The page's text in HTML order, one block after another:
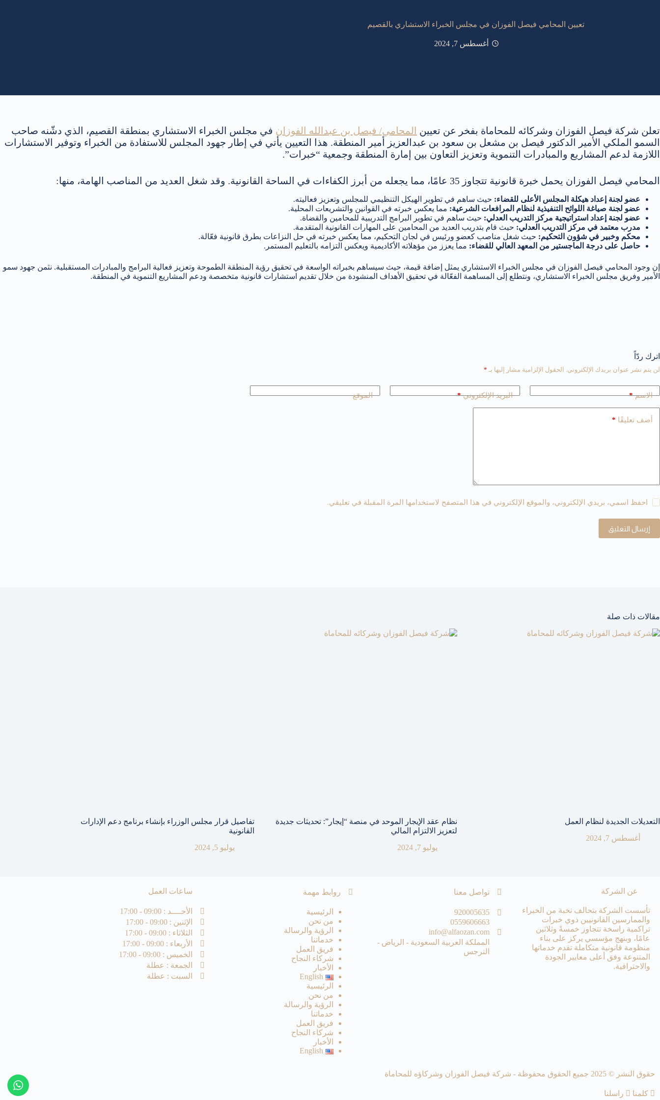
تعيين المحامي فيصل الفوزان في مجلس الخبراء الاستشاري بالقصيم
أغسطس 7, 2024
تعلن شركة فيصل الفوزان وشركائه للمحاماة بفخر عن تعيين المحامي/ فيصل بن عبدالله الفوزان في مجلس الخبراء الاستشاري بمنطقة القصيم، الذي دشّنه صاحب
السمو الملكي الأمير الدكتور فيصل بن مشعل بن سعود بن عبدالعزيز أمير المنطقة. هذا التعيين يأتي في إطار جهود المجلس للاستفادة من الخبراء وتوفير الاستشارات
اللازمة لدعم المشاريع والمبادرات التنموية وتعزيز التعاون بين إمارة المنطقة وجمعية “خبرات”.
المحامي فيصل الفوزان يحمل خبرة قانونية تتجاوز 35 عامًا، مما يجعله من أبرز الكفاءات في الساحة القانونية. وقد شغل العديد من المناصب الهامة، منها:
عضو لجنة إعداد هيكلة المجلس الأعلى للقضاء: حيث ساهم في تطوير الهيكل التنظيمي للمجلس وتعزيز فعاليته.
عضو لجنة صياغة اللوائح التنفيذية لنظام المرافعات الشرعية: مما يعكس خبرته في القوانين والتشريعات المحلية.
عضو لجنة إعداد استراتيجية مركز التدريب العدلي: حيث ساهم في تطوير البرامج التدريبية للمحامين والقضاة.
مدرب معتمد في مركز التدريب العدلي: حيث قام بتدريب العديد من المحامين على المهارات القانونية المتقدمة.
محكم وخبير في شؤون التحكيم: حيث شغل مناصب كعضو ورئيس في لجان التحكيم، مما يعكس خبرته في حل النزاعات بطرق قانونية فعّالة.
حاصل على درجة الماجستير من المعهد العالي للقضاء: مما يعزز من مؤهلاته الأكاديمية ويعكس التزامه بالتعليم المستمر.
إن وجود المحامي فيصل الفوزان في مجلس الخبراء الاستشاري يمثل إضافة قيمة، حيث سيساهم بخبراته الواسعة في تحقيق رؤية المنطقة الطموحة وتعزيز فعالية البرامج والمبادرات المستقبلية. نثمن جهود سمو
الأمير وفريق مجلس الخبراء الاستشاري، ونتطلع إلى المساهمة الفعّالة في تحقيق الأهداف المنشودة من خلال تقديم استشارات قانونية متخصصة ودعم المشاريع التنموية في المنطقة.
اترك ردّاً
لن يتم نشر عنوان بريدك الإلكتروني. الحقول الإلزامية مشار إليها بـ *
الاسم* البريد الإلكتروني* الموقع
أضف تعليقًا *
احفظ اسمي، بريدي الإلكتروني، والموقع الإلكتروني في هذا المتصفح لاستخدامها المرة المقبلة في تعليقي.
إرسال التعليق
مقالات ذات صلة
التعديلات الجديدة لنظام العمل
أغسطس 7, 2024
نظام عقد الإيجار الموحد في منصة “إيجار”: تحديثات جديدة
لتعزيز الالتزام المالي
يوليو 7, 2024
تفاصيل قرار مجلس الوزراء بإنشاء برنامج دعم الإدارات
القانونية
يوليو 5, 2024
عن الشركة
تأسست الشركة بتحالف نخبة من الخبراء
والممارسين القانونيين ذوي خبرات
تراكمية راسخة تتجاوز خمسةً وثلاثين
عامًا، وبنهج مؤسسي يركز على بناء
منظومة قانونية متكاملة تقدم خدماتها
المتنوعة وفق أعلى معايير الجودة
والاحترافية.
تواصل معنا
920005635
0559606663
info@alfaozan.com
المملكة العربية السعودية - الرياض -
النرجس
روابط مهمة
الرئيسية
من نحن
الرؤية والرسالة
خدماتنا
فريق العمل
شركاء النجاح
الأخبار
English
الرئيسية
من نحن
الرؤية والرسالة
خدماتنا
فريق العمل
شركاء النجاح
الأخبار
English
ساعات العمل
الأحــــد : 09:00 - 17:00
الإثنين : 09:00 - 17:00
الثلاثاء : 09:00 - 17:00
الأربعاء : 09:00 - 17:00
الخميس : 09:00 - 17:00
الجمعة : عطلة
السبت : عطلة
حقوق النشر © 2025 جميع الحقوق محفوظة - شركة فيصل الفوزان وشركاؤه للمحاماة
كلمنا راسلنا